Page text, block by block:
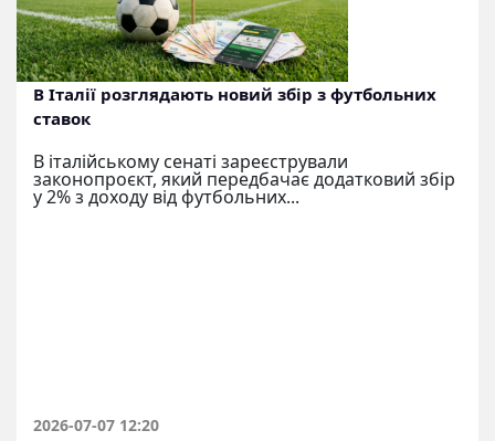
В Італії розглядають новий збір з футбольних
ставок
В італійському сенаті зареєстрували
законопроєкт, який передбачає додатковий збір
у 2% з доходу від футбольних...
2026-07-07 12:20